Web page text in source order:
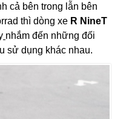
cả bên trong lẫn bên
thì dòng xe R NineT
nhắm đến những đối
sử dụng khác nhau.